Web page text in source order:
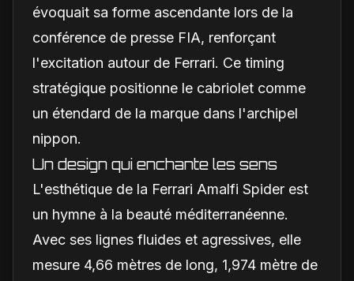
évoquait sa forme ascendante lors de la
conférence de presse FIA, renforçant
l'excitation autour de Ferrari. Ce timing
stratégique positionne le cabriolet comme
un étendard de la marque dans l'archipel
nippon.
Un design qui enchante les sens
L'esthétique de la Ferrari Amalfi Spider est
un hymne à la beauté méditerranéenne.
Avec ses lignes fluides et agressives, elle
mesure 4,66 mètres de long, 1,974 mètre de